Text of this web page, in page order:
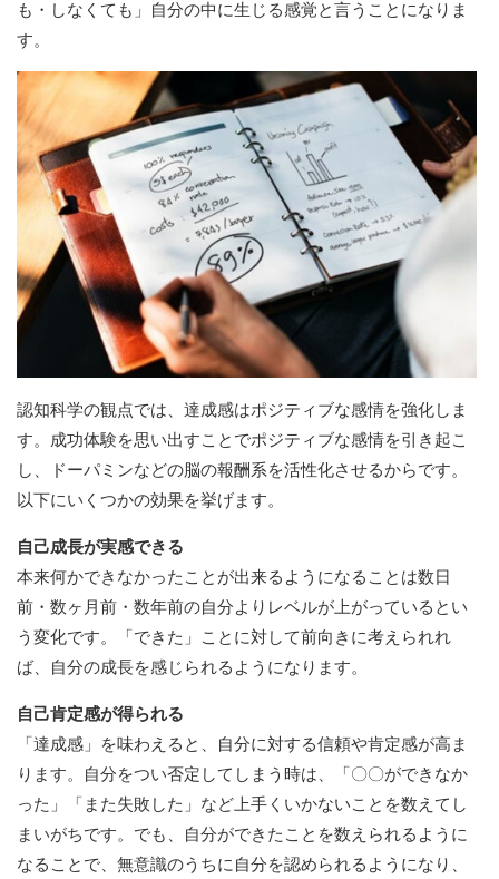
も・しなくても」自分の中に生じる感覚と言うことになりま
す。
認知科学の観点では、達成感はポジティブな感情を強化しま
す。成功体験を思い出すことでポジティブな感情を引き起こ
し、ドーパミンなどの脳の報酬系を活性化させるからです。
以下にいくつかの効果を挙げます。
自己成長が実感できる
本来何かできなかったことが出来るようになることは数日
前・数ヶ月前・数年前の自分よりレベルが上がっているとい
う変化です。「できた」ことに対して前向きに考えられれ
ば、自分の成長を感じられるようになります。
自己肯定感が得られる
「達成感」を味わえると、自分に対する信頼や肯定感が高ま
ります。自分をつい否定してしまう時は、「〇〇ができなか
った」「また失敗した」など上手くいかないことを数えてし
まいがちです。でも、自分ができたことを数えられるように
なることで、無意識のうちに自分を認められるようになり、